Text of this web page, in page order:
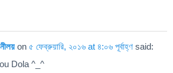
on ৫ ফেব্রুয়ারি, ২০১৬ at ৪:০৬ পূর্বাহ্ণ said:
Dola ^_^